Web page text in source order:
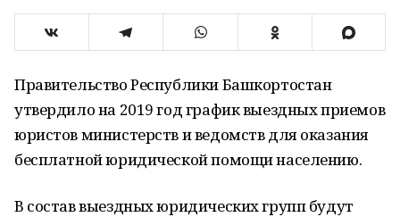
Правительство Республики Башкортостан
утвердило на 2019 год график выездных приемов
юристов министерств и ведомств для оказания
бесплатной юридической помощи населению.
В состав выездных юридических групп будут